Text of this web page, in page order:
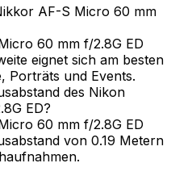
AF-S Micro 60 mm
60 mm f/2.8G ED
eignet sich am besten
Porträts und Events.
des Nikon
ED?
60 mm f/2.8G ED
von 0.19 Metern